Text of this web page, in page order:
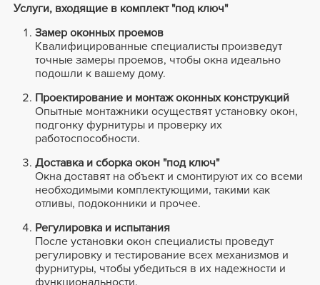
Услуги, входящие в комплект "под ключ"
Замер оконных проемов
Квалифицированные специалисты произведут
точные замеры проемов, чтобы окна идеально
подошли к вашему дому.
Проектирование и монтаж оконных конструкций
Опытные монтажники осуществят установку окон,
подгонку фурнитуры и проверку их
работоспособности.
Доставка и сборка окон "под ключ"
Окна доставят на объект и смонтируют их со всеми
необходимыми комплектующими, такими как
отливы, подоконники и прочее.
Регулировка и испытания
После установки окон специалисты проведут
регулировку и тестирование всех механизмов и
фурнитуры, чтобы убедиться в их надежности и
функциональности.